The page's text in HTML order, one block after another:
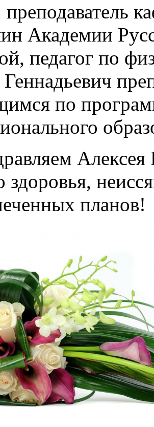
преподаватель
Академии
педагог по
по
Алексея
здоровья,
планов!